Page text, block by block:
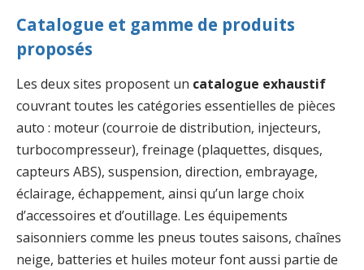
Catalogue et gamme de produits
proposés
Les deux sites proposent un catalogue exhaustif
couvrant toutes les catégories essentielles de pièces
auto : moteur (courroie de distribution, injecteurs,
turbocompresseur), freinage (plaquettes, disques,
capteurs ABS), suspension, direction, embrayage,
éclairage, échappement, ainsi qu’un large choix
d’accessoires et d’outillage. Les équipements
saisonniers comme les pneus toutes saisons, chaînes
neige, batteries et huiles moteur font aussi partie de